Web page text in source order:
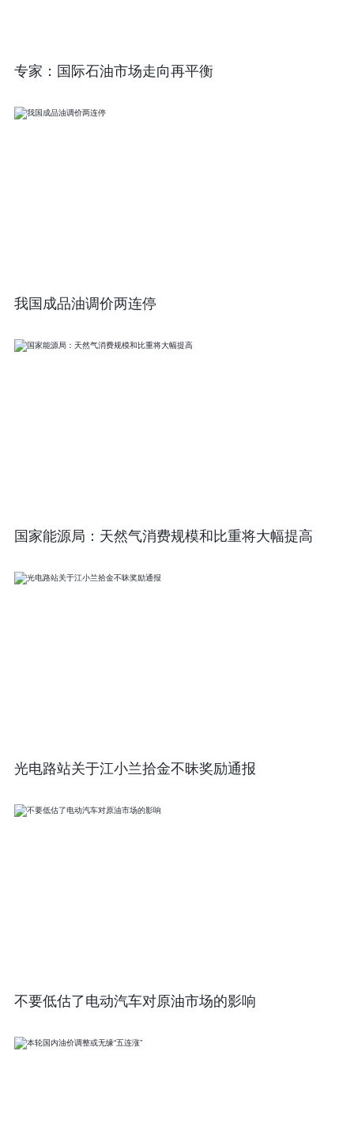
专家：国际石油市场走向再平衡
我国成品油调价两连停
国家能源局：天然气消费规模和比重将大幅提高
光电路站关于江小兰拾金不昧奖励通报
不要低估了电动汽车对原油市场的影响